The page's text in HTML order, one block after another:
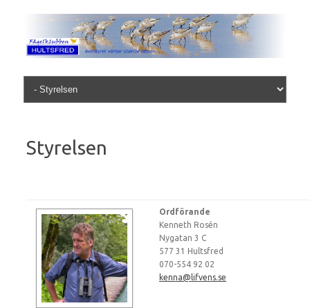
Skip to content
Styrelsen
Ordförande
Kenneth Rosén
Nygatan 3 C
577 31 Hultsfred
070-554 92 02
kenna@lifvens.se